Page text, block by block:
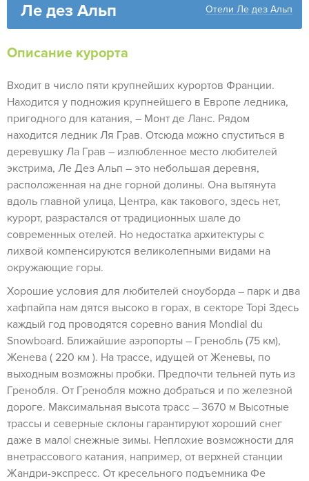
Ле дез Альп Отели Ле дез Альп
Описание курорта
Входит в число пяти крупнейших курортов Франции.
Находится у подножия крупнейшего в Европе ледника,
пригодного для катания, – Монт де Ланс. Рядом
находится ледник Ля Грав. Отсюда можно спуститься в
деревушку Ла Грав – излюбленное место любителей
экстрима, Ле Дез Альп – это небольшая деревня,
расположенная на дне горной долины. Она вытянута
вдоль главной улица, Центра, как такового, здесь нет,
курорт, разрастался от традиционных шале до
современных отелей. Но недостатка архитектуры с
лихвой компенсируются великолепными видами на
окружающие горы.
Хорошие условия для любителей сноуборда – парк и два
хафпайпа нам дятся высоко в горах, в секторе Topi Здесь
каждый год проводятся соревно вания Mondial du
Snowboard. Ближайшие аэропорты – Гренобль (75 км),
Женева ( 220 км ). На трассе, идущей от Женевы, по
выходным возможны пробки. Предпочти тельней путь из
Гренобля. От Гренобля можно добраться и по железной
дороге. Максимальная высота трасс – 3670 м Высотные
трассы и северные склоны гарантируют хороший снег
даже в мало| снежные зимы. Неплохие возможности для
внетрассового катания, например, от верхней станции
Жандри-экспресс. От кресельного подъемника Фе